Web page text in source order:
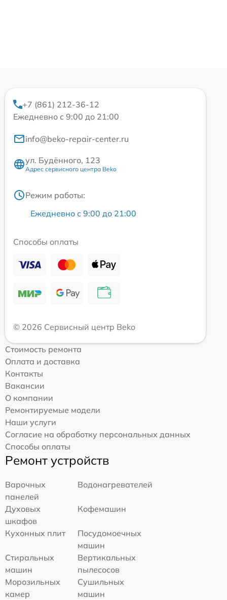
+7 (861) 212-36-12
Ежедневно с 9:00 до 21:00
info@beko-repair-center.ru
ул. Будённого, 123
Адрес сервисного центра Beko
Режим работы:
Ежедневно с 9:00 до 21:00
Способы оплаты
© 2026 Сервисный центр Beko
Стоимость ремонта
Оплата и доставка
Контакты
Вакансии
О компании
Ремонтируемые модели
Наши услуги
Согласие на обработку персональных данных
Способы оплаты
Ремонт устройств
Варочных
панелей
Водонагревателей
Духовых
шкафов
Кофемашин
Кухонных плит
Посудомоечных
машин
Стиральных
машин
Вертикальных
пылесосов
Морозильных
камер
Сушильных
машин